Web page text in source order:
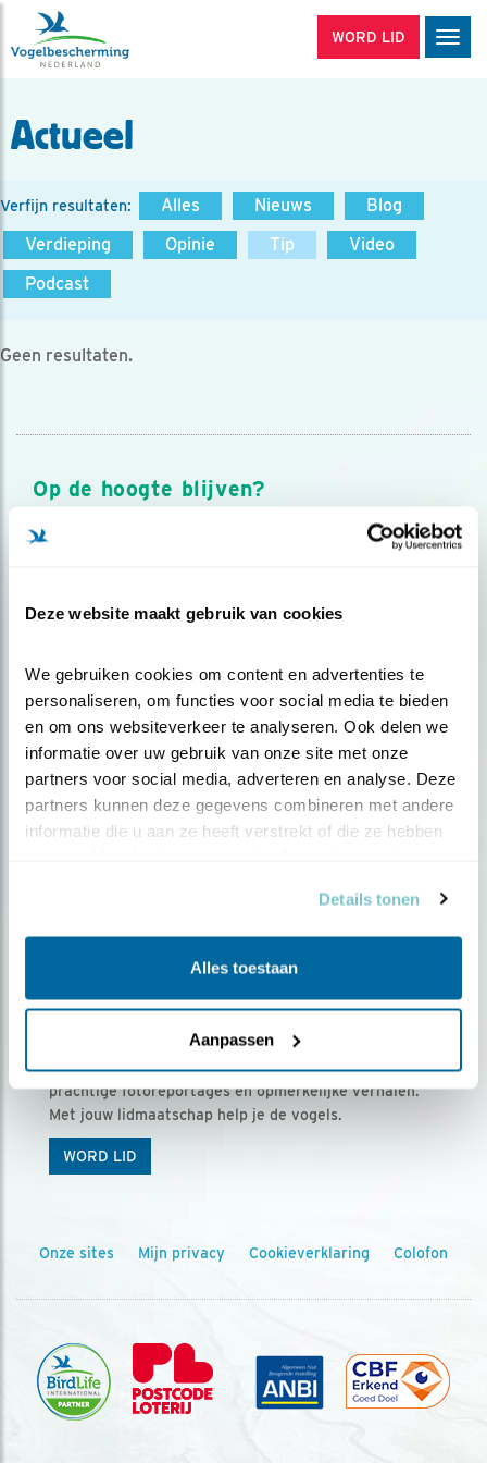
Deze website maakt gebruik van cookies
We gebruiken cookies om content en advertenties te
personaliseren, om functies voor social media te bieden
en om ons websiteverkeer te analyseren. Ook delen we
informatie over uw gebruik van onze site met onze
partners voor social media, adverteren en analyse. Deze
partners kunnen deze gegevens combineren met andere
informatie die u aan ze heeft verstrekt of die ze hebben
Details tonen
Alles toestaan
Aanpassen
WORD LID
Actueel
Verfijn resultaten: Alles Nieuws
Blog
Verdieping
Opinie Tip
Video
Podcast
Geen resultaten.
Op de hoogte blijven?
Meld je aan en ontvang nieuws, inspiratie, acties en tips
over vogels en activiteiten van Vogelbescherming.
Ontvang 5 x Vogels voor € 36,00 per jaar
Vogels is het tijdschrift voor onze leden, met
prachtige fotoreportages en opmerkelijke verhalen.
Met jouw lidmaatschap help je de vogels.
WORD LID
Onze sites Mijn privacy Cookieverklaring Colofon